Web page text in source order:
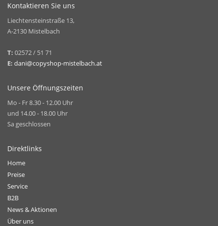
Kontaktieren Sie uns
Liechtensteinstraße 13,
A-2130 Mistelbach
T: 02572 / 51 71
E: dani@copyshop-mistelbach.at
Unsere Öffnungszeiten
Mo - Fr 8.30 - 12.00 Uhr
und 14.00 - 18.00 Uhr
Sa geschlossen
Direktlinks
Home
Preise
Service
B2B
News & Aktionen
Über uns